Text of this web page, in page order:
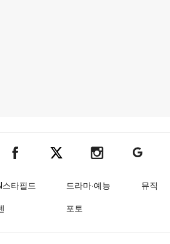
이버TV
텐아시아 페이스북텐아시아 엑스텐아시아 인스타그램
텐아시아
타필드 드라마·예능
뮤직
포토